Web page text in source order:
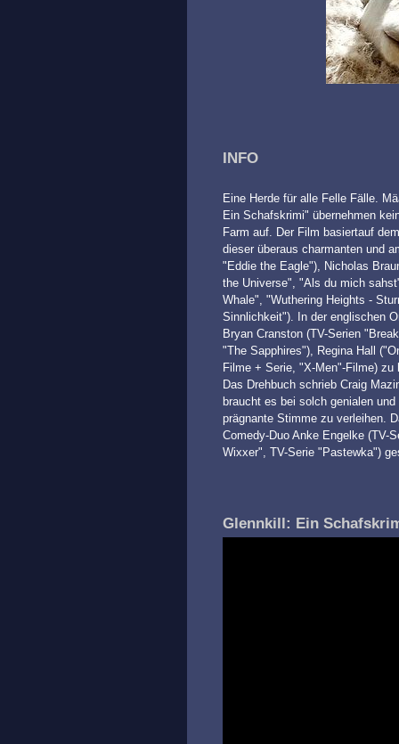
INFO
Eine Herde für alle Felle Fälle.
Ein Schafskrimi" übernehmen
Farm auf. Der Film basiertauf
dieser überaus charmanten und
"Eddie the Eagle"), Nicholas
the Universe", "Als du mich
Whale", "Wuthering Heights -
Sinnlichkeit"). In der englischen
Bryan Cranston (TV-Serien
"The Sapphires"), Regina Hall
Filme + Serie, "X-Men"-Filme)
Das Drehbuch schrieb Craig
braucht es bei solch genialen
prägnante Stimme zu verleihen.
Comedy-Duo Anke Engelke (TV-
Wixxer", TV-Serie "Pastewka")
Glennkill: Ein